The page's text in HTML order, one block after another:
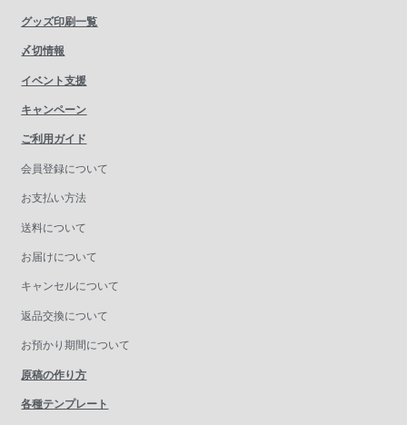
グッズ印刷一覧
〆切情報
イベント支援
キャンペーン
ご利用ガイド
会員登録について
お支払い方法
送料について
お届けについて
キャンセルについて
返品交換について
お預かり期間について
原稿の作り方
各種テンプレート